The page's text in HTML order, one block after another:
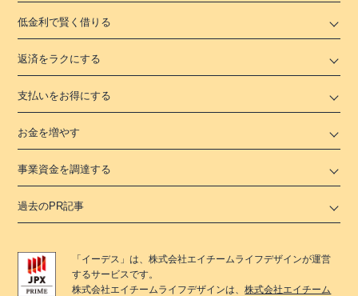
低金利で賢く借りる
返済をラクにする
支払いをお得にする
お金を増やす
事業資金を調達する
過去のPR記事
「 イーデス 」は、株式会社エイチームライフデザインが運営
するサービスです。
株式会社エイチームライフデザインは、株式会社エイチーム